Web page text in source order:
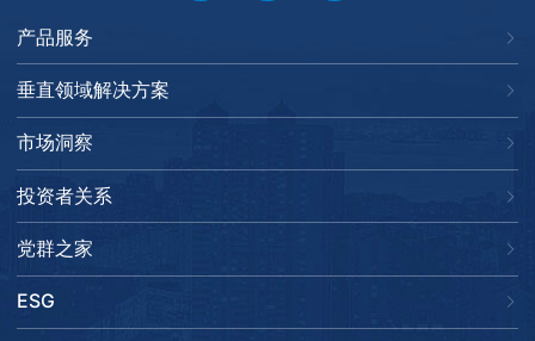
产品服务
垂直领域解决方案
市场洞察
投资者关系
党群之家
ESG